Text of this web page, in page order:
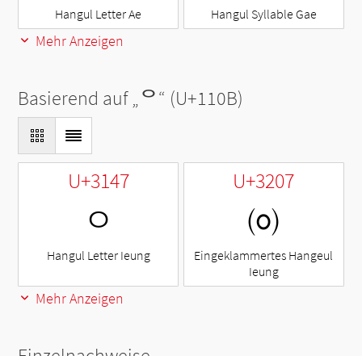
Hangul Letter Ae Hangul Syllable Gae
Mehr Anzeigen
Basierend auf „ᄋ“ (U+110B)
U+3147
ㅇ
Hangul Letter Ieung
U+3207
㈇
Eingeklammertes Hangeul
Ieung
Mehr Anzeigen